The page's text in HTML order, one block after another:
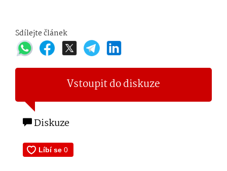
Sdílejte článek
Vstoupit do diskuze
Diskuze